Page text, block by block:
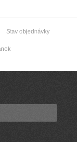
Stav objednávky